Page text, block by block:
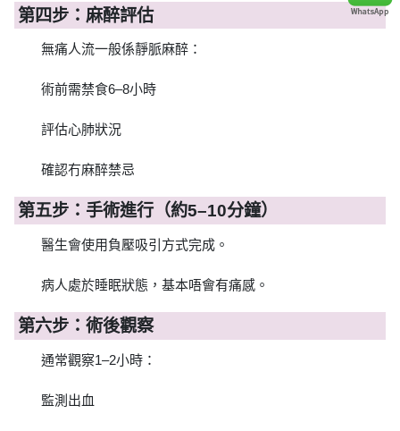
第四步：麻醉評估
無痛人流一般係靜脈麻醉：
術前需禁食6–8小時
評估心肺狀況
確認冇麻醉禁忌
第五步：手術進行（約5–10分鐘）
醫生會使用負壓吸引方式完成。
病人處於睡眠狀態，基本唔會有痛感。
第六步：術後觀察
通常觀察1–2小時：
監測出血